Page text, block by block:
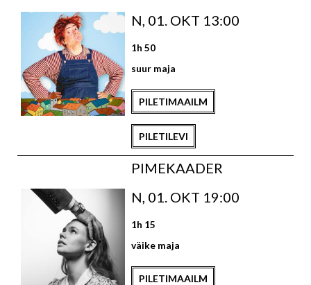
N, 01. OKT 13:00
1h 50
suur maja
PILETIMAAILM
PILETILEVI
PIMEKAADER
N, 01. OKT 19:00
1h 15
väike maja
PILETIMAAILM